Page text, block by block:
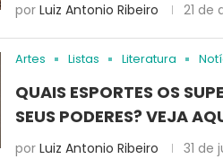
por Luiz Antonio Ribeiro 21 de
Artes Listas Literatura
QUAIS ESPORTES OS
SEUS PODERES? VEJA
por Luiz Antonio Ribeiro 31 de